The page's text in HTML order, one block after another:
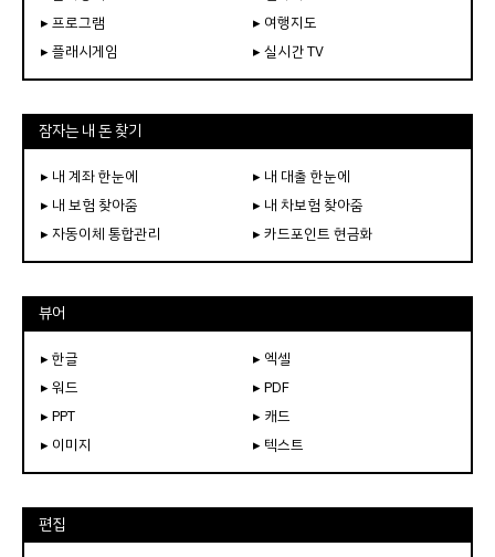
▸ 프로그램
▸ 여행지도
▸ 플래시게임
▸ 실시간 TV
잠자는 내 돈 찾기
▸ 내 계좌 한눈에
▸ 내 대출 한눈에
▸ 내 보험 찾아줌
▸ 내 차보험 찾아줌
▸ 자동이체 통합관리
▸ 카드포인트 현금화
뷰어
▸ 한글
▸ 엑셀
▸ 워드
▸ PDF
▸ PPT
▸ 캐드
▸ 이미지
▸ 텍스트
편집